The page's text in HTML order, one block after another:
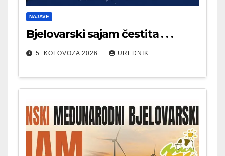
NAJAVE
Bjelovarski sajam čestita . . .
5. KOLOVOZA 2026. UREDNIK